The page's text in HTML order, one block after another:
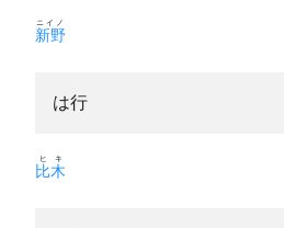
新野
ニイノ
は行
比木
ヒキ